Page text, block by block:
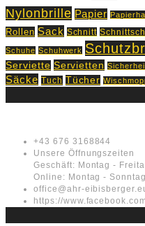
Nylonbrille Papier
Rollen Sack Schnitt
Schuhe Schuhwerk
Serviette Servietten
Säcke Tuch Tücher
+43 676 3168844
Unsere Öffnungszeiten
Geschäft: Montag -
Online: Montag -
office@ahr-
https://